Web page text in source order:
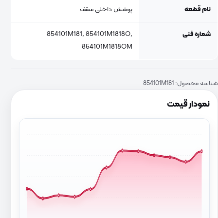
نمودار قیمت
نام قطعه پوشش داخلی سقف
شماره فنی
854101M181, 854101M1818O,
854101M1818OM
شناسه محصول: 854101M181